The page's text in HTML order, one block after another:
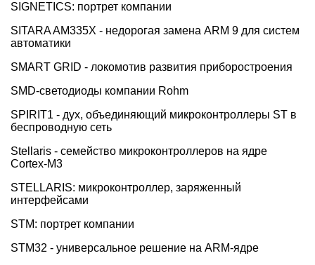
SIGNETICS: портрет компании
SITARA AM335X - недорогая замена ARM 9 для систем
автоматики
SMART GRID - локомотив развития приборостроения
SMD-светодиоды компании Rohm
SPIRIT1 - дух, объединяющий микроконтроллеры ST в
беспроводную сеть
Stellaris - семейство микроконтроллеров на ядре
Cortex-M3
STELLARIS: микроконтроллер, заряженный
интерфейсами
STM: портрет компании
STM32 - универсальное решение на ARM-ядре